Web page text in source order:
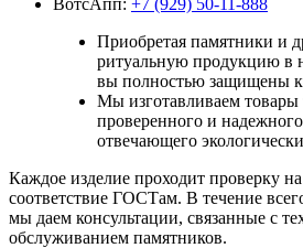
Приобретая памятники и
ритуальную продукцию в
вы полностью защищены
Мы изготавливаем товары
проверенного и
отвечающего
Каждое изделие проходит проверку на
соответствие ГОСТам. В течение
мы даем консультации, связанные с
обслуживанием памятников.